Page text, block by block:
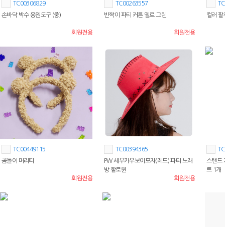
TC00306829
손바닥 박수 응원도구 (중)
회원전용
TC00263557
반짝이 파티 커튼 옐로 그린
회원전용
컬러 팔
TC00449115
곰돌이 머리띠
회원전용
TC00394365
PW 세무카우보이모자(레드) 파티 노래
방 할로윈
회원전용
스탠드
트 1개